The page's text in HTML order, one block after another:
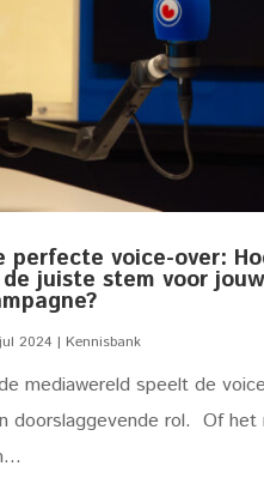
perfecte voice-over:
juiste stem voor jouw
2024 | Kennisbank
mediawereld speelt de
doorslaggevende rol. Of het